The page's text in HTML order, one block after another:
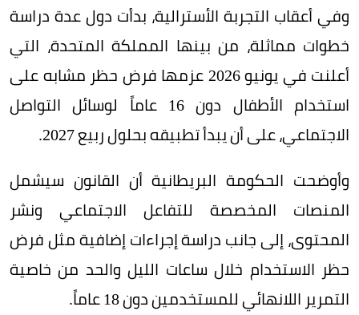
وفي أعقاب التجربة الأسترالية، بدأت دول عدة دراسة
خطوات مماثلة، من بينها المملكة المتحدة، التي
أعلنت في يونيو 2026 عزمها فرض حظر مشابه على
استخدام الأطفال دون 16 عاماً لوسائل التواصل
الاجتماعي، على أن يبدأ تطبيقه بحلول ربيع 2027.
وأوضحت الحكومة البريطانية أن القانون سيشمل
المنصات المخصصة للتفاعل الاجتماعي ونشر
المحتوى، إلى جانب دراسة إجراءات إضافية مثل فرض
حظر الاستخدام خلال ساعات الليل والحد من خاصية
التمرير اللانهائي للمستخدمين دون 18 عاماً.